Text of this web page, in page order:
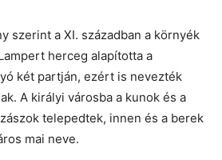
szerint a XI. században a környék
herceg alapította a
két partján, ezért is nevezték
A királyi városba a kunok és a
telepedtek, innen és a berek
mai neve.